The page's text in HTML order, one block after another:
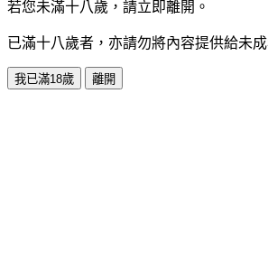
若您未滿十八歲，請立即離開。
已滿十八歲者，亦請勿將內容提供給未成
我已滿18歲 離開